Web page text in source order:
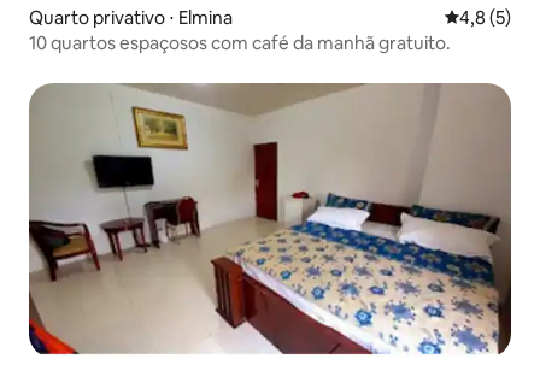
Quarto privativo ⋅ Elmina 4,8 de
4,8 (5)
10 quartos espaçosos com café da manhã gratuito.